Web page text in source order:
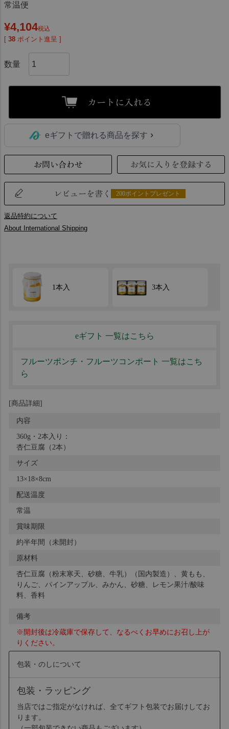
常温便
¥4,104税込
[ 38 ポイント進呈 ]
カートに入れる
eギフトで贈れる商品を探す
お問い合わせ お気に入りを登録する
レビューを書く 200ポイントプレゼント
返品特約について
About International Shipping
1本入 3本入
eギフト 一覧はこちら
フルーツポンチ・フルーツコンポート 一覧はこち
ら
[商品詳細]
内容
360g・2本入り：
杏仁豆腐（2本）
サイズ
13×18×8cm
配送温度
常温
賞味期限
約半年間（未開封）
原材料
杏仁豆腐（粉末寒天、砂糖、牛乳）（国内製造）、黄もも、
りんご、パインアップル、みかん、砂糖、レモン果汁/酸味
料、香料
備考
※開封後は冷蔵庫で保存して、なるべくお早めにお召し上が
りください。
包装・のしについて
包装・ラッピング
当店ではご指定がなければ、全てギフト包装でお届けしてお
ります。